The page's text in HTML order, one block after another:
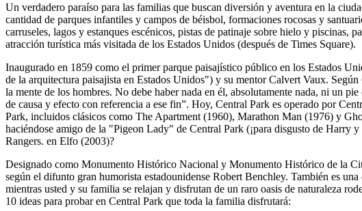
Un verdadero paraíso para las familias que buscan diversión y aventura en la
cantidad de parques infantiles y campos de béisbol, formaciones rocosas y
carruseles, lagos y estanques escénicos, pistas de patinaje sobre hielo y piscinas,
atracción turística más visitada de los Estados Unidos (después de Times Square).
Inaugurado en 1859 como el primer parque paisajístico público en los Estados
de la arquitectura paisajista en Estados Unidos") y su mentor Calvert Vaux.
la mente de los hombres. No debe haber nada en él, absolutamente nada, ni un
de causa y efecto con referencia a ese fin”. Hoy, Central Park es operado por
Park, incluidos clásicos como The Apartment (1960), Marathon Man (1976) y
haciéndose amigo de la "Pigeon Lady" de Central Park (¡para disgusto de Harry
Rangers. en Elfo (2003)?
Designado como Monumento Histórico Nacional y Monumento Histórico de la
según el difunto gran humorista estadounidense Robert Benchley. También es una
mientras usted y su familia se relajan y disfrutan de un raro oasis de naturaleza
10 ideas para probar en Central Park que toda la familia disfrutará: